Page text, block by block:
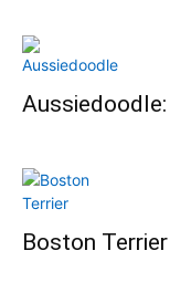
Boston Terrier